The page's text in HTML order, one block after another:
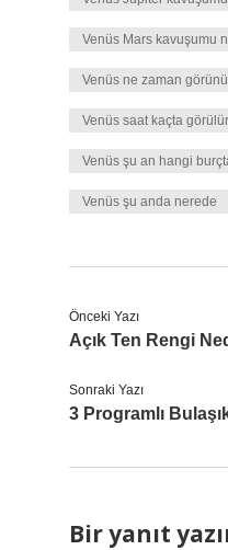
Venüs Mars kavuşumu
Venüs ne zaman
Venüs saat kaçta görülür
Venüs şu an hangi
Venüs şu anda nerede
Önceki Yazı
Açık Ten Rengi
Sonraki Yazı
3 Programlı
Bir yanıt